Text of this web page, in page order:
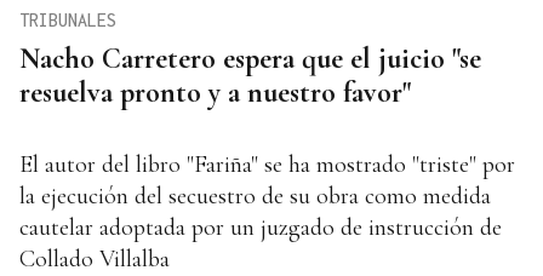
Nacho Carretero espera que el juicio "se
resuelva pronto y a nuestro favor"
TRIBUNALES
El autor del libro "Fariña" se ha mostrado "triste" por
la ejecución del secuestro de su obra como medida
cautelar adoptada por un juzgado de instrucción de
Collado Villalba